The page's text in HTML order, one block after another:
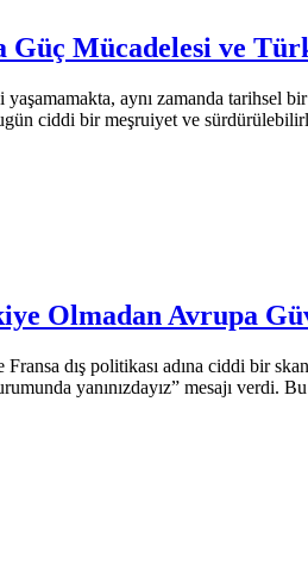
Mücadelesi ve
aynı zamanda tarihsel
ciddi bir meşruiyet ve
Olmadan Avrupa
dış politikası adına ciddi bir
yanınızdayız” mesajı